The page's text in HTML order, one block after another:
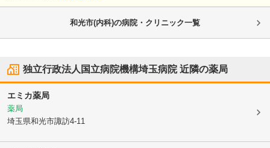
和光市(内科)の病院・クリニック一覧
独立行政法人国立病院機構埼玉病院近隣の薬局
エミカ薬局
薬局
埼玉県和光市諏訪4-11